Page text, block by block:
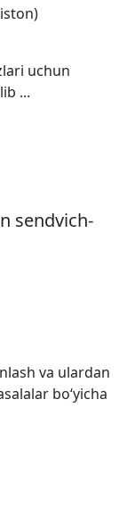
uchun
...
sendvich-
va ulardan
bo‘yicha